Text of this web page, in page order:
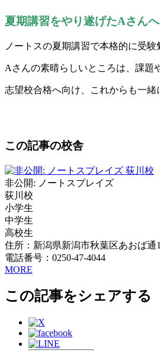
夏期講習をやり遂げたAさん
ノートスの夏期講習で本格的に受
Aさんの素晴らしいところは、課題
志望校合格へ向け、これからも一緒
この記事の校舎
非公開: ノートスプレイズ
荻川校
小学生
中学生
高校生
住所：新潟県新潟市秋葉区あおば通
電話番号：0250-47-4044
MORE
この記事をシェアする